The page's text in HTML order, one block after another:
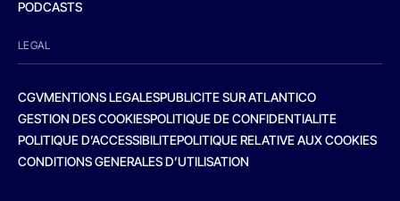
PODCASTS
LEGAL
CGVMENTIONS LEGALESPUBLICITE SUR ATLANTICO
GESTION DES COOKIESPOLITIQUE DE CONFIDENTIALITE
POLITIQUE D’ACCESSIBILITEPOLITIQUE RELATIVE AUX COOKIES
CONDITIONS GENERALES D’UTILISATION